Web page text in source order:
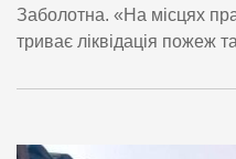
Заболотна. «На місцях
триває ліквідація пожеж